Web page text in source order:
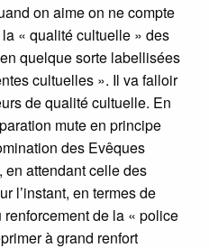
on aime on ne compte
« qualité cultuelle » des
quelque sorte labellisées
cultuelles ». Il va falloir
de qualité cultuelle. En
mute en principe
des Evêques
attendant celle des
l’instant, en termes de
de la « police
à grand renfort